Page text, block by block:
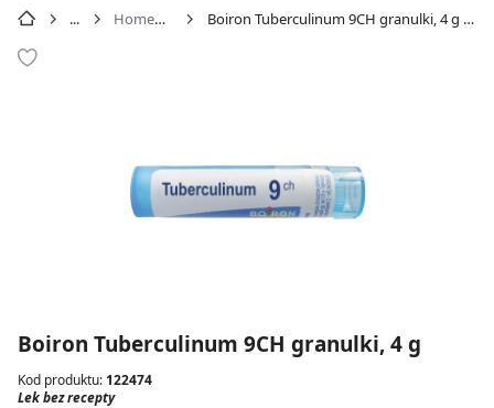
Homeopatia Boiron Tuberculinum 9CH granulki, 4 g - cena 15,99 zł
Boiron Tuberculinum 9CH granulki, 4 g
Kod produktu: 122474
Lek bez recepty